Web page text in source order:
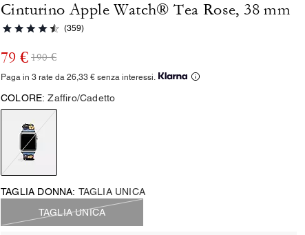
Cinturino Apple Watch® Tea Rose, 38 mm
(359)
79 € 190 €
Paga in 3 rate da 26,33 € senza interessi.
COLORE: Zaffiro/Cadetto
TAGLIA DONNA: TAGLIA UNICA
TAGLIA UNICA